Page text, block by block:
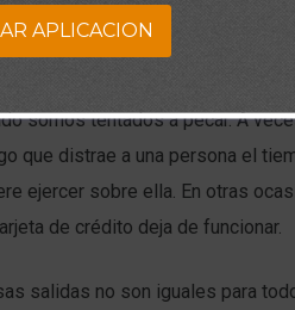
las tiendas y edificios públicos,
somos tentados a pecar. A
que distrae a una persona el
ejercer sobre ella. En otras
de crédito deja de funcionar.
salidas no son iguales para
APLICACION